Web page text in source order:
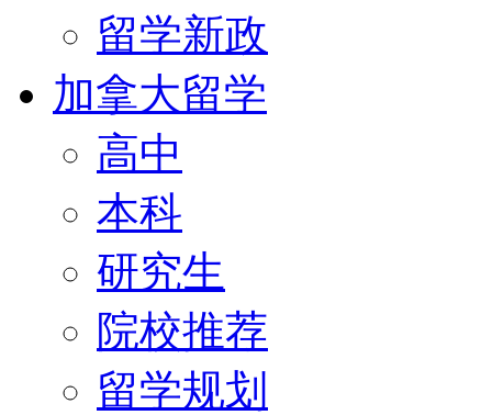
留学新政
加拿大留学
高中
本科
研究生
院校推荐
留学规划